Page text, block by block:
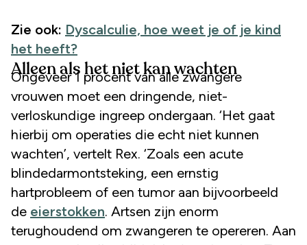
Zie ook: Dyscalculie, hoe weet je of je kind
het heeft?
Alleen als het niet kan wachten
Ongeveer 1 procent van alle zwangere
vrouwen moet een dringende, niet-
verloskundige ingreep ondergaan. ‘Het gaat
hierbij om operaties die echt niet kunnen
wachten’, vertelt Rex. ‘Zoals een acute
blindedarmontsteking, een ernstig
hartprobleem of een tumor aan bijvoorbeeld
de eierstokken. Artsen zijn enorm
terughoudend om zwangeren te opereren. Aan